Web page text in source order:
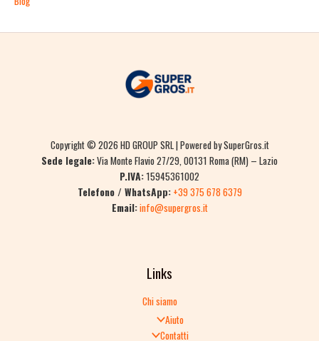
Copyright © 2026 HD GROUP SRL | Powered by SuperGros.it
Sede legale:Via Monte Flavio 27/29, 00131 Roma (RM) – Lazio
P.IVA:15945361002
Telefono / WhatsApp: +39 375 678 6379
Email:info@supergros.it
Links
Chi siamo
Aiuto
Contatti